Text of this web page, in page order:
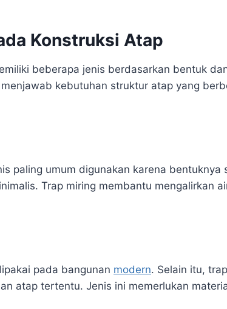
Konstruksi Atap
beberapa jenis berdasarkan bentuk
kebutuhan struktur atap yang
paling umum digunakan karena bentuknya
Trap miring membantu mengalirkan
pada bangunan modern. Selain itu,
atap tertentu. Jenis ini memerlukan